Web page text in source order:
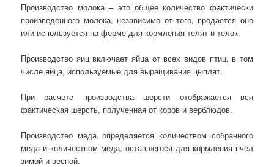
Производство молока – это общее количество фактически
произведенного молока, независимо от того, продается оно
или используется на ферме для кормления телят и телок.
Производство яиц включает яйца от всех видов птиц, в том
числе яйца, используемые для выращивания цыплят.
При расчете производства шерсти отображается вся
фактическая шерсть, полученная от коров и верблюдов.
Производство меда определяется количеством собранного
меда и количеством меда, оставшегося для кормления пчел
зимой и весной.